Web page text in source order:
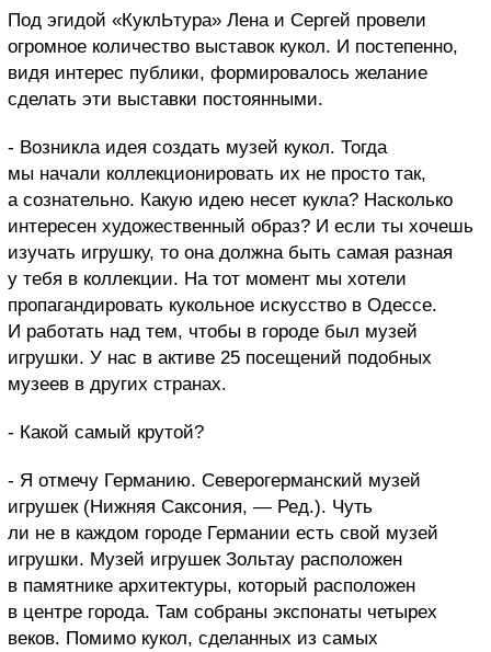
Под эгидой «КуклЬтура» Лена и Сергей провели
огромное количество выставок кукол. И постепенно,
видя интерес публики, формировалось желание
сделать эти выставки постоянными.
- Возникла идея создать музей кукол. Тогда
мы начали коллекционировать их не просто так,
а сознательно. Какую идею несет кукла? Насколько
интересен художественный образ? И если ты хочешь
изучать игрушку, то она должна быть самая разная
у тебя в коллекции. На тот момент мы хотели
пропагандировать кукольное искусство в Одессе.
И работать над тем, чтобы в городе был музей
игрушки. У нас в активе 25 посещений подобных
музеев в других странах.
- Какой самый крутой?
- Я отмечу Германию. Северогерманский музей
игрушек (Нижняя Саксония, — Ред.). Чуть
ли не в каждом городе Германии есть свой музей
игрушки. Музей игрушек Зольтау расположен
в памятнике архитектуры, который расположен
в центре города. Там собраны экспонаты четырех
веков. Помимо кукол, сделанных из самых